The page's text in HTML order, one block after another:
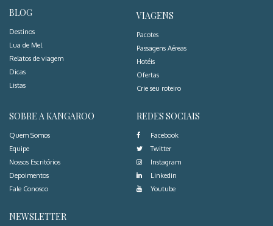
BLOG
Destinos
Lua de Mel
Relatos de viagem
Dicas
Listas
VIAGENS
Pacotes
Passagens Aéreas
Hotéis
Ofertas
Crie seu roteiro
SOBRE A KANGAROO
Quem Somos
Equipe
Nossos Escritórios
Depoimentos
Fale Conosco
REDES SOCIAIS
Facebook
Twitter
Instagram
Linkedin
Youtube
NEWSLETTER